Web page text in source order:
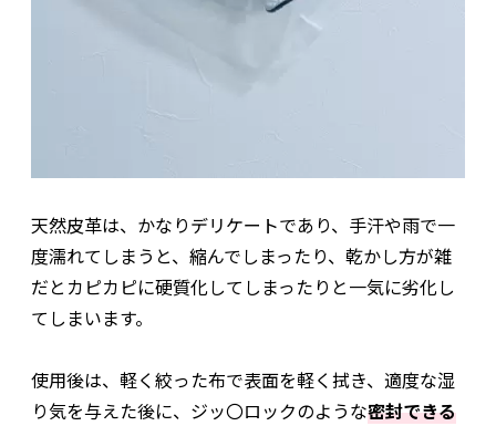
天然皮革は、かなりデリケートであり、手汗や雨で一
度濡れてしまうと、縮んでしまったり、乾かし方が雑
だとカピカピに硬質化してしまったりと一気に劣化し
てしまいます。
使用後は、軽く絞った布で表面を軽く拭き、適度な湿
り気を与えた後に、ジッ〇ロックのような密封できる